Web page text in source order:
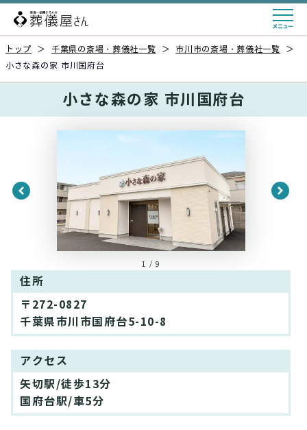
トップ ＞ 千葉県の斎場・葬儀社一覧 ＞ 市川市の斎場・葬儀社一覧
＞
小さな森の家 市川国府台
小さな森の家 市川国府台
1 / 9
住所
〒272-0827
千葉県市川市国府台5-10-8
アクセス
矢切駅/徒歩13分
国府台駅/車5分